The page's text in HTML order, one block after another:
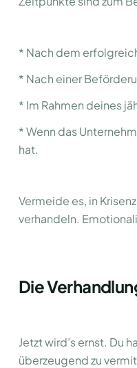
* Nach dem
* Nach einer
* Im Rahmen deines
* Wenn das
hat.
Vermeide es, in
verhandeln.
Die
Jetzt wird’s ernst. Du
überzeugend zu